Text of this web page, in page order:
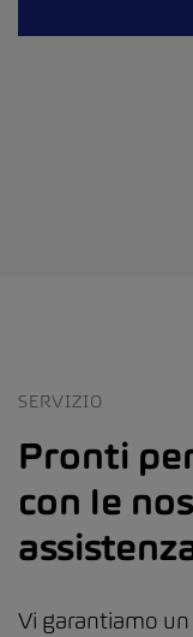
SERVIZIO
Pronti
con le
Vi garantiamo